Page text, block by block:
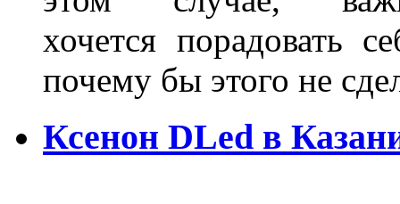
хочется порадовать
почему бы этого не
Ксенон DLed в